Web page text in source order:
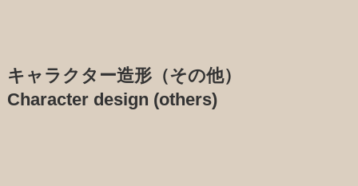
キャラクター造形（その他）
Character design (others)